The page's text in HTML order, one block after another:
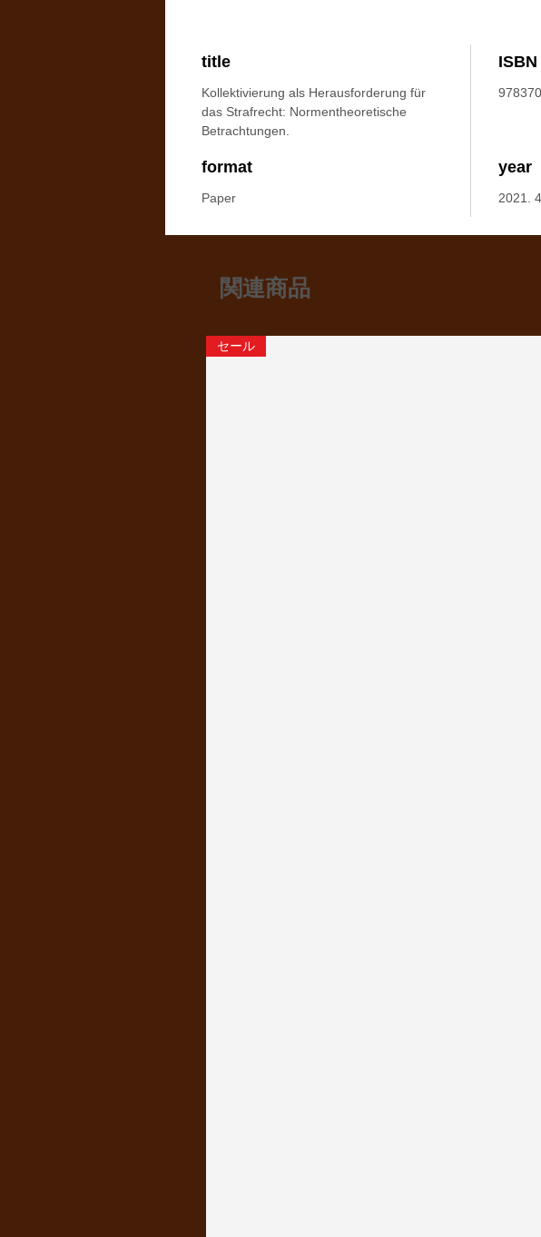
title
Kollektivierung als Herausforderung für
das Strafrecht: Normentheoretische
Betrachtungen.
ISBN
format
Paper
year
2021. 4
関連商品
セール